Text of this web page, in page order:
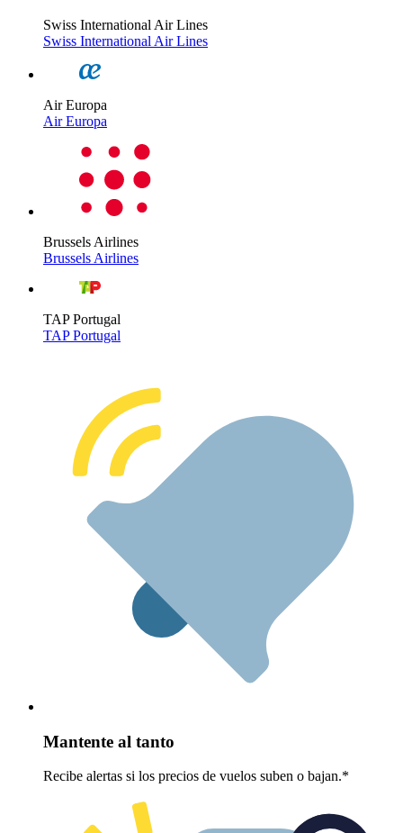
Swiss International Air Lines
Swiss International Air Lines
Air Europa
Air Europa
Brussels Airlines
Brussels Airlines
TAP Portugal
TAP Portugal
Mantente al tanto
Recibe alertas si los precios de vuelos suben o bajan.*